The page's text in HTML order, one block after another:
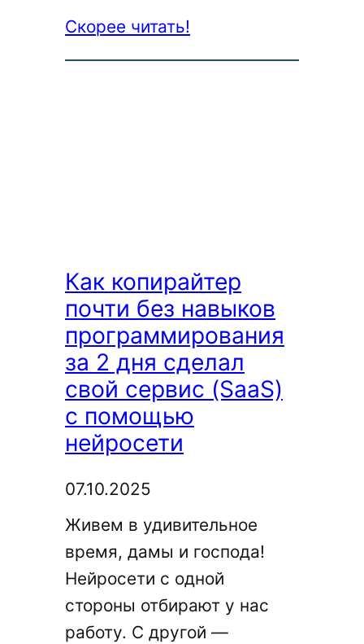
Скорее читать!
Шардакову)
Как копирайтер
почти без навыков
программирования
за 2 дня сделал
свой сервис (SaaS)
с помощью
нейросети
07.10.2025
Живем в удивительное
время, дамы и господа!
Нейросети с одной
стороны отбирают у нас
работу. С другой —